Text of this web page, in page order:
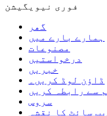
فوری نیویگیشن
گھر
ہمارے بارے میں
مصنوعات
درخواستیں
خبریں
ڈاؤن لوڈ کریں۔
سے رابطہ کریں
سروس
سائٹ کا نقشہ